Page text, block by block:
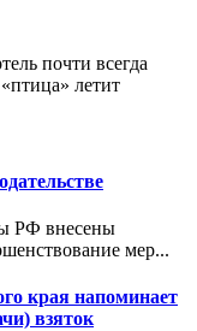
почти всегда
летит
РФ внесены
мер...
края напоминает
взяток